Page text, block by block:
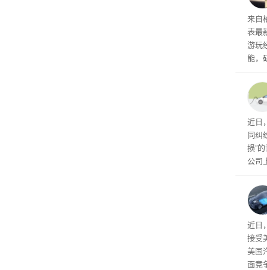
内
来自
表最
游玩
能，
训练
近日
同纠
损”
公司
事
给
近日
接受
美国
面竞